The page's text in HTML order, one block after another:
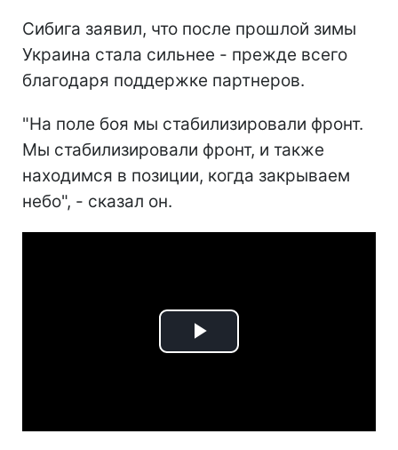
Сибига заявил, что после прошлой зимы
Украина стала сильнее - прежде всего
благодаря поддержке партнеров.
"На поле боя мы стабилизировали фронт.
Мы стабилизировали фронт, и также
находимся в позиции, когда закрываем
небо", - сказал он.
Play